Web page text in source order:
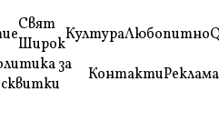
Свят
ШирокКултураЛюбопитно
за
КонтактиРеклама